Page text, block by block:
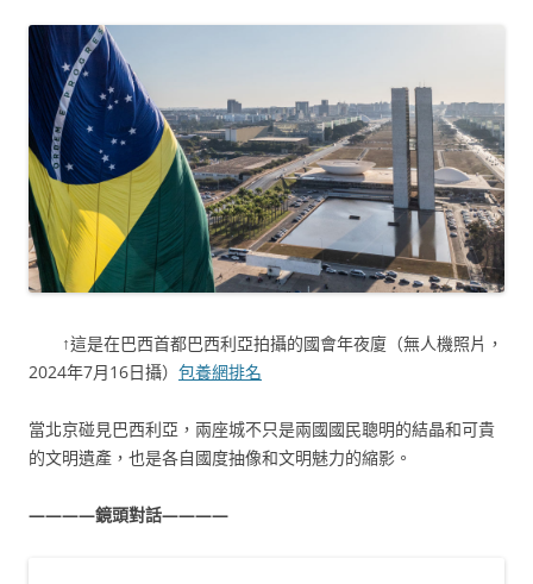
↑這是在巴西首都巴西利亞拍攝的國會年夜廈（無人機照片，
2024年7月16日攝） 包養網排名
當北京碰見巴西利亞，兩座城不只是兩國國民聰明的結晶和可貴
的文明遺產，也是各自國度抽像和文明魅力的縮影。
————鏡頭對話————